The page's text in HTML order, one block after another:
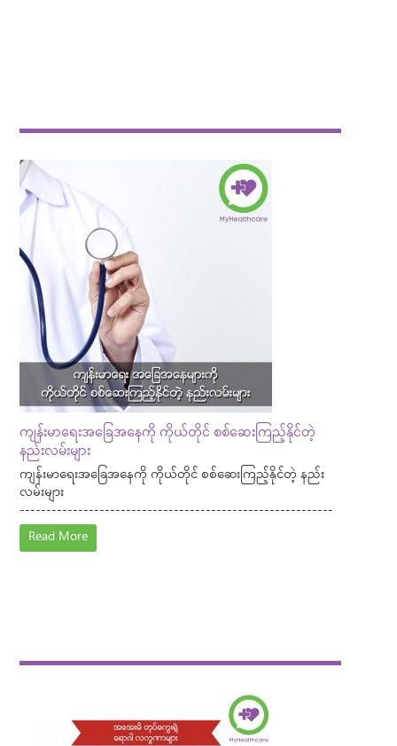
ကျန်းမာရေးအခြေအနေကို ကိုယ်တိုင် စစ်ဆေးကြည့်နိုင်တဲ့
နည်းလမ်းများ
ကျန်းမာရေးအခြေအနေကို ကိုယ်တိုင် စစ်ဆေးကြည့်နိုင်တဲ့ နည်း
လမ်းများ
-----------------------------------------------------------
Read More